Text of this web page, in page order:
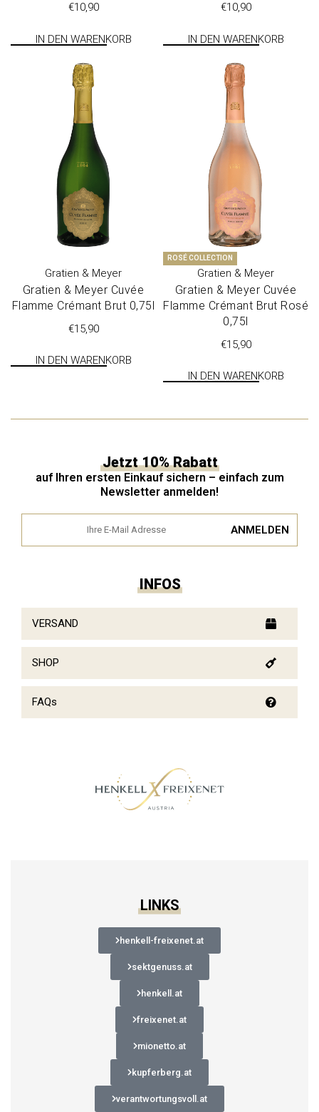
€10,90
IN DEN WARENKORB
€10,90
IN DEN WARENKORB
Gratien & Meyer
Gra­tien & Mey­er Cuvée
Flam­me Crémant Brut 0,75l
€15,90
IN DEN WARENKORB
ROSÉ COLLECTION
Gratien & Meyer
Gra­tien & Mey­er Cuvée
Flam­me Crémant Brut Rosé
0,75l
€15,90
IN DEN WARENKORB
INFOS
VERSAND
SHOP
FAQs
Jetzt 10% Rabatt
auf Ihren ersten Einkauf sichern – einfach zum
Newsletter anmelden!
LINKS
henkell-freixenet.at
sektgenuss.at
henkell.at
freixenet.at
mionetto.at
kupferberg.at
verantwortungsvoll.at